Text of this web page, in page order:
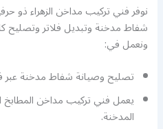
نوفر فني تركيب مداخن الزهراء ذو
شفاط مدخنة وتبديل فلاتر وتصليح
ونعمل في:
تصليح وصيانة شفاط مدخنة عبر
يعمل فني تركيب مداخن المطابخ
المدخنة.